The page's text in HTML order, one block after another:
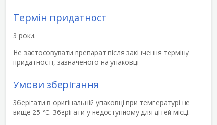
Термін придатності
3 роки.
Не застосовувати препарат після закінчення терміну
придатності, зазначеного на упаковці
Умови зберігання
Зберігати в оригінальній упаковці при температурі не
вище 25 °С. Зберігати у недоступному для дітей місці.